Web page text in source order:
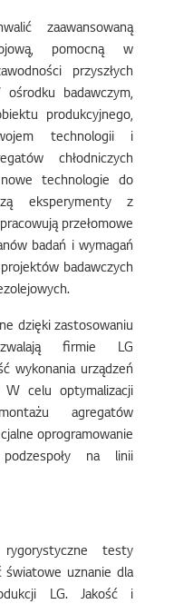
zaawansowaną
pomocną w
przyszłych
badawczym,
produkcyjnego,
technologii i
chłodniczych
technologie do
eksperymenty z
przełomowe
badań i wymagań
badawczych
dzięki zastosowaniu
firmie LG
wykonania urządzeń
W celu optymalizacji
agregatów
oprogramowanie
na linii
testy
światowe uznanie dla
LG. Jakość i